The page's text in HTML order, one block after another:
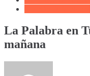
La Palabra en
mañana